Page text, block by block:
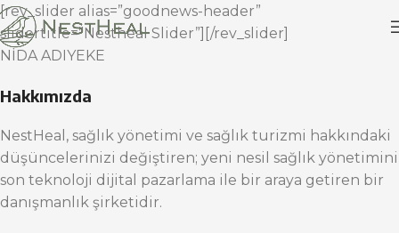
[rev_slider alias=”goodnews-header”
slidertitle=”Nestheal Slider”][/rev_slider]
NİDA ADIYEKE
Hakkımızda
NestHeal, sağlık yönetimi ve sağlık turizmi hakkındaki
düşüncelerinizi değiştiren; yeni nesil sağlık yönetimini
son teknoloji dijital pazarlama ile bir araya getiren bir
danışmanlık şirketidir.